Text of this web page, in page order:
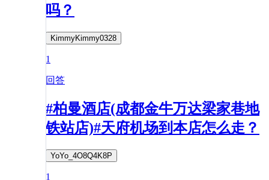
吗？
KimmyKimmy0328
1
回答
#柏曼酒店(成都金牛万达梁家巷地
铁站店)#天府机场到本店怎么走？
YoYo_4O8Q4K8P
1